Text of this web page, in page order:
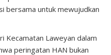
bersama untuk mewujudkan
Kecamatan Laweyan dalam
peringatan HAN bukan